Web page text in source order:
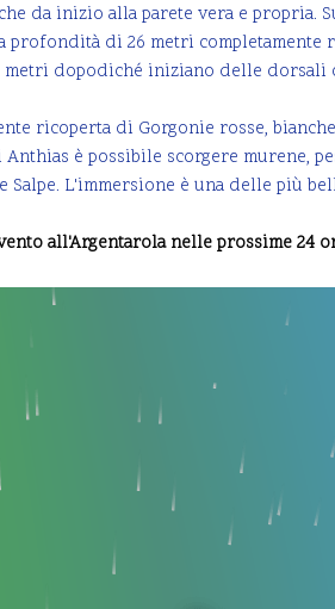
da inizio alla parete vera e propria.
profondità di 26 metri
dopodiché iniziano delle
ricoperta di Gorgonie rosse,
è possibile scorgere murene,
Salpe. L'immersione è una delle più
all'Argentarola nelle prossime 24